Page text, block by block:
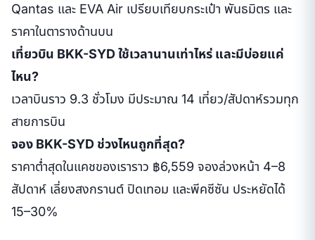
Qantas และ EVA Air เปรียบเทียบกระเป๋า พันธมิตร และ
ราคาในตารางด้านบน
เที่ยวบิน BKK-SYD ใช้เวลานานเท่าไหร่ และมีบ่อยแค่
ไหน?
เวลาบินราว 9.3 ชั่วโมง มีประมาณ 14 เที่ยว/สัปดาห์รวมทุก
สายการบิน
จอง BKK-SYD ช่วงไหนถูกที่สุด?
ราคาต่ำสุดในแคชของเราราว ฿6,559 จองล่วงหน้า 4–8
สัปดาห์ เลี่ยงสงกรานต์ ปิดเทอม และพีคซีซัน ประหยัดได้
15–30%